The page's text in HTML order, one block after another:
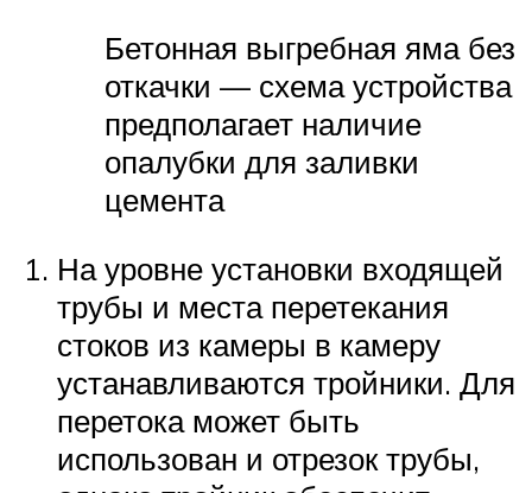
Бетонная выгребная яма без
откачки — схема устройства
предполагает наличие
опалубки для заливки
цемента
На уровне установки входящей
трубы и места перетекания
стоков из камеры в камеру
устанавливаются тройники. Для
перетока может быть
использован и отрезок трубы,